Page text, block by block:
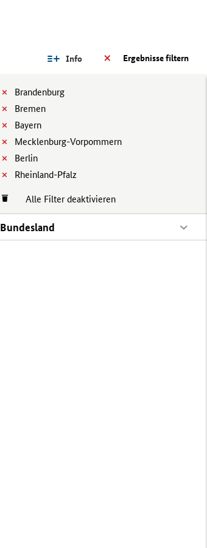
Ergebnisse filtern
Info
Brandenburg
Bremen
Bayern
Mecklenburg-Vorpommern
Berlin
Rheinland-Pfalz
Alle Filter deaktivieren
Bundesland